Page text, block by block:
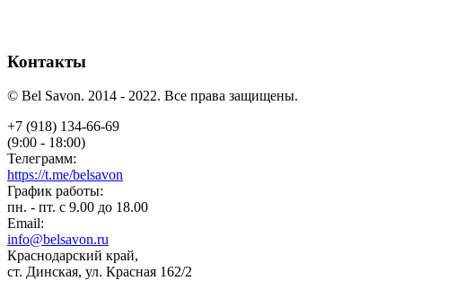
Контакты
© Bel Savon. 2014 - 2022. Все права защищены.
+7 (918) 134-66-69
(9:00 - 18:00)
Телеграмм:
https://t.me/belsavon
График работы:
пн. - пт. с 9.00 до 18.00
Email:
info@belsavon.ru
Краснодарский край,
ст. Динская, ул. Красная 162/2